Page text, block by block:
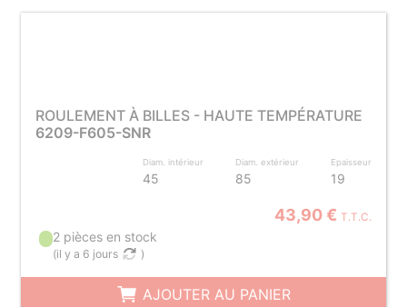
ROULEMENT À BILLES - HAUTE TEMPÉRATURE
6209-F605-SNR
Diam. intérieur
45
Diam. extérieur
85
Epaisseur
19
43,90 € T.T.C.
2 pièces en stock
(il y a 6 jours )
AJOUTER AU PANIER